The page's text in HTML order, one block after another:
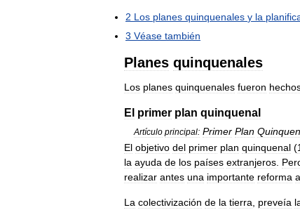
2 Los planes quinquenales y la
3 Véase también
Planes quinquenales
Los planes quinquenales fueron
El primer plan quinquenal
Artículo principal: Primer Plan
El objetivo del primer plan quinquenal (
la ayuda de los países extranjeros.
realizar antes una importante reforma
La colectivización de la tierra, preveía